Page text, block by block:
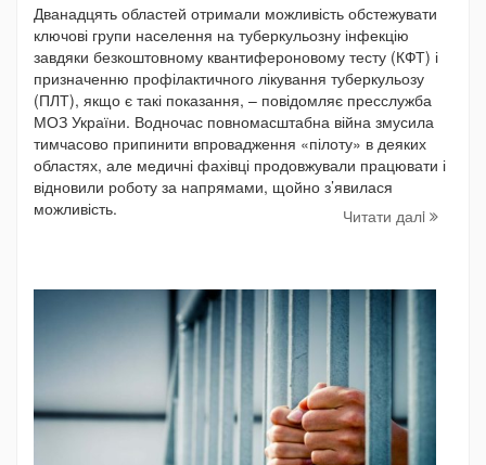
Дванадцять областей отримали можливість обстежувати
ключові групи населення на туберкульозну інфекцію
завдяки безкоштовному квантифероновому тесту (КФТ) і
призначенню профілактичного лікування туберкульозу
(ПЛТ), якщо є такі показання, – повідомляє пресслужба
МОЗ України. Водночас повномасштабна війна змусила
тимчасово припинити впровадження «пілоту» в деяких
областях, але медичні фахівці продовжували працювати і
відновили роботу за напрямами, щойно з’явилася
можливість.
Читати далi